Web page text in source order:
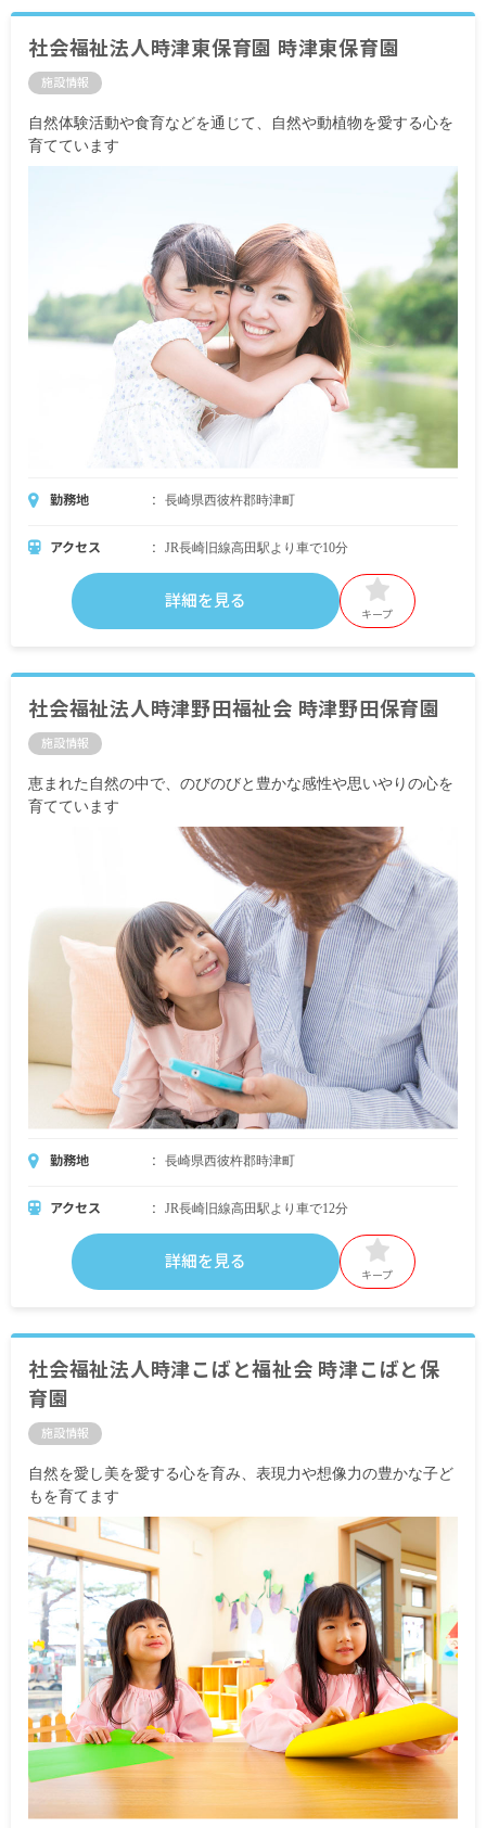
社会福祉法人時津東保育園 時津東保育園
施設情報
自然体験活動や食育などを通じて、自然や動植物を愛する心を
育てています
勤務地 長崎県西彼杵郡時津町
アクセス JR長崎旧線高田駅より車で10分
詳細を見る
キープ
社会福祉法人時津野田福祉会 時津野田保育園
施設情報
恵まれた自然の中で、のびのびと豊かな感性や思いやりの心を
育てています
勤務地 長崎県西彼杵郡時津町
アクセス JR長崎旧線高田駅より車で12分
詳細を見る
キープ
社会福祉法人時津こばと福祉会 時津こばと保
育園
施設情報
自然を愛し美を愛する心を育み、表現力や想像力の豊かな子ど
もを育てます